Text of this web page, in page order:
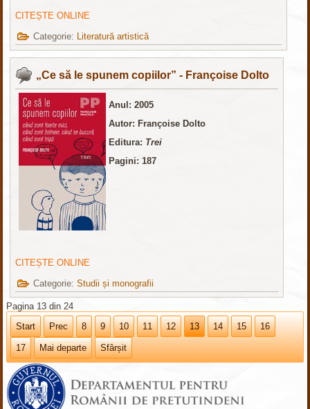
CITEȘTE ONLINE
Categorie:
Literatură artistică
„Ce să le spunem copiilor” - Françoise Dolto
Anul: 2005
Autor: Françoise Dolto
Editura: Trei
Pagini: 187
CITEȘTE ONLINE
Categorie:Studii și monografii
Pagina 13 din 24
Start
Prec 8 9 10 11 12 13 14 15 16
17 Mai departe Sfârșit